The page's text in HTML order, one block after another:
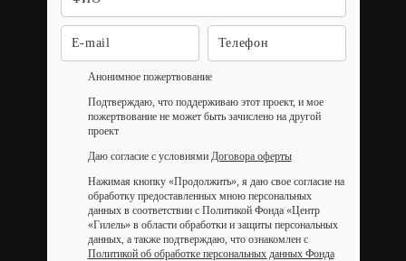
Анонимное пожертвование
Подтверждаю, что поддерживаю этот проект, и мое
пожертвование не может быть зачислено на другой
проект
Даю согласие с условиями Договора оферты
Нажимая кнопку «Продолжить», я даю свое согласие на
обработку предоставленных мною персональных
данных в соответствии с Политикой Фонда «Центр
«Гилель» в области обработки и защиты персональных
данных, а также подтверждаю, что ознакомлен с
Политикой об обработке персональных данных Фонда